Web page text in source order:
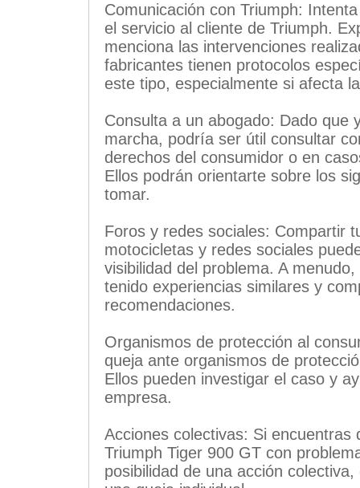
Comunicación con Triumph:
el servicio al cliente de Triumph.
menciona las intervenciones
fabricantes tienen protocolos
este tipo, especialmente si afecta
Consulta a un abogado: Dado que
marcha, podría ser útil consultar
derechos del consumidor o en
Ellos podrán orientarte sobre los
tomar.
Foros y redes sociales: Compartir
motocicletas y redes sociales
visibilidad del problema. A
tenido experiencias similares y
recomendaciones.
Organismos de protección al
queja ante organismos de
Ellos pueden investigar el caso y
empresa.
Acciones colectivas: Si
Triumph Tiger 900 GT con
posibilidad de una acción